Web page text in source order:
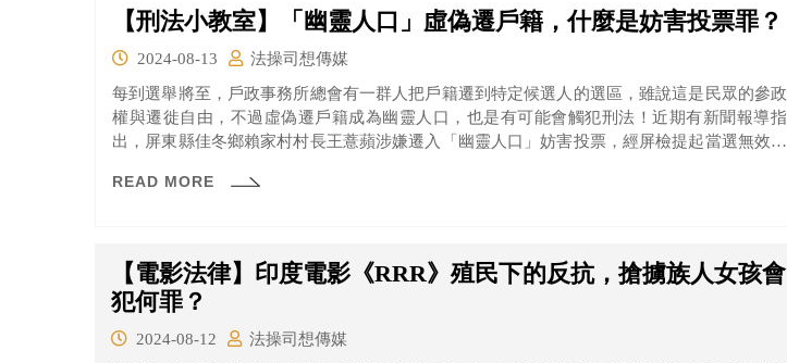
【刑法小教室】「幽靈人口」虛偽遷戶籍，什麼是妨害投票罪？
2024-08-13
法操司想傳媒
每到選舉將至，戶政事務所總會有一群人把戶籍遷到特定候選人的選區，雖說這是民眾的參政
權與遷徙自由，不過虛偽遷戶籍成為幽靈人口，也是有可能會觸犯刑法！近期有新聞報導指
出，屏東縣佳冬鄉賴家村村長王薏蘋涉嫌遷入「幽靈人口」妨害投票，經屏檢提起當選無效勝
READ MORE
【電影法律】印度電影《RRR》殖民下的反抗，搶擄族人女孩會
犯何罪？
2024-08-12
法操司想傳媒